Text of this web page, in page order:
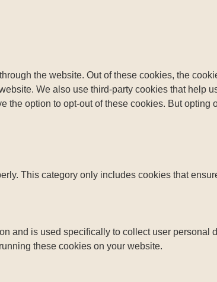
the website. Out of these cookies, the
We also use third-party cookies that help
option to opt-out of these cookies. But opting
This category only includes cookies that
and is used specifically to collect user personal
these cookies on your website.